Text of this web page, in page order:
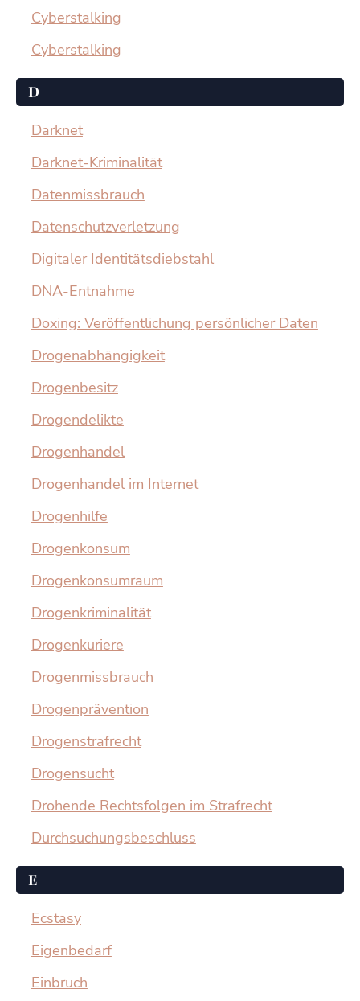
Cyberstalking
Cyberstalking
D
Darknet
Darknet-Kriminalität
Datenmissbrauch
Datenschutzverletzung
Digitaler Identitätsdiebstahl
DNA-Entnahme
Doxing: Veröffentlichung persönlicher Daten
Drogenabhängigkeit
Drogenbesitz
Drogendelikte
Drogenhandel
Drogenhandel im Internet
Drogenhilfe
Drogenkonsum
Drogenkonsumraum
Drogenkriminalität
Drogenkuriere
Drogenmissbrauch
Drogenprävention
Drogenstrafrecht
Drogensucht
Drohende Rechtsfolgen im Strafrecht
Durchsuchungsbeschluss
E
Ecstasy
Eigenbedarf
Einbruch